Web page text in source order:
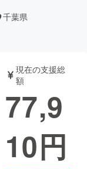
書籍・雑誌
チャレンジ
千葉県
現在の支援総
額
77,9
10円